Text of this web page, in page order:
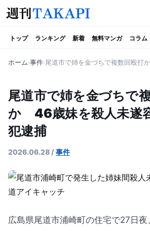
トップ ランキング 新着 無料マンガ コラム
ホーム 事件
尾道市で姉を金づちで
か 46歳妹を殺人未遂
犯逮捕
2026.06.28 /事件
広島県尾道市浦崎町の住宅で27日